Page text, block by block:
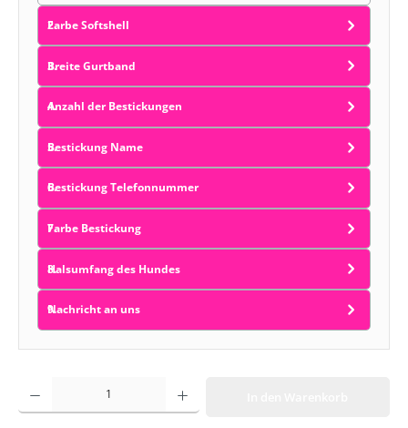
Farbe Softshell
Breite Gurtband
Anzahl der Bestickungen
Bestickung Name
Bestickung Telefonnummer
Farbe Bestickung
Halsumfang des Hundes
Nachricht an uns